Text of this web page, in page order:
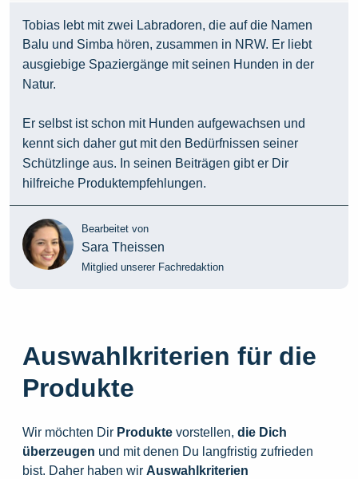
Tobias lebt mit zwei Labradoren, die auf die Namen
Balu und Simba hören, zusammen in NRW. Er liebt
ausgiebige Spaziergänge mit seinen Hunden in der
Natur.
Er selbst ist schon mit Hunden aufgewachsen und
kennt sich daher gut mit den Bedürfnissen seiner
Schützlinge aus. In seinen Beiträgen gibt er Dir
hilfreiche Produktempfehlungen.
Bearbeitet von
Sara Theissen
Mitglied unserer Fachredaktion
Auswahlkriterien für die
Produkte
Wir möchten Dir Produkte vorstellen, die Dich
überzeugen und mit denen Du langfristig zufrieden
bist. Daher haben wir Auswahlkriterien